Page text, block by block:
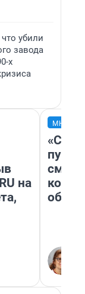
убили
завода
х
на